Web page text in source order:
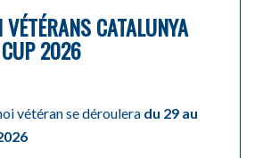
CATALUNYA
2026
vétéran se dérouleradu 29 au